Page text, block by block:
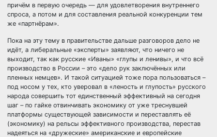
причём в первую очередь — для удовлетворения внутреннего
спроса, а потом и для составления реальной конкуренции тем
же «партнёрам».
Пока на эту тему в правительстве дальше разговоров дело не
идёт, а либеральные «эксперты» заявляют, что ничего не
выходит, так как русские «Иваны» «глупы и ленивы», и что всё
производство в России – это «дело рук заключённых или
пленных немцев». И такой ситуацией тоже пора пользоваться –
под носом у тех, кто уверовал в «леность и глупость» русского
народа совершить тот единственный эффективный на сегодня
шаг – по гайке отвинчивать экономику от уже треснувшей
платформы существующей зависимости и переставлять её
(экономику) на рельсы эффективного производства, перестав
надеяться на «дружеские» американские и европейские